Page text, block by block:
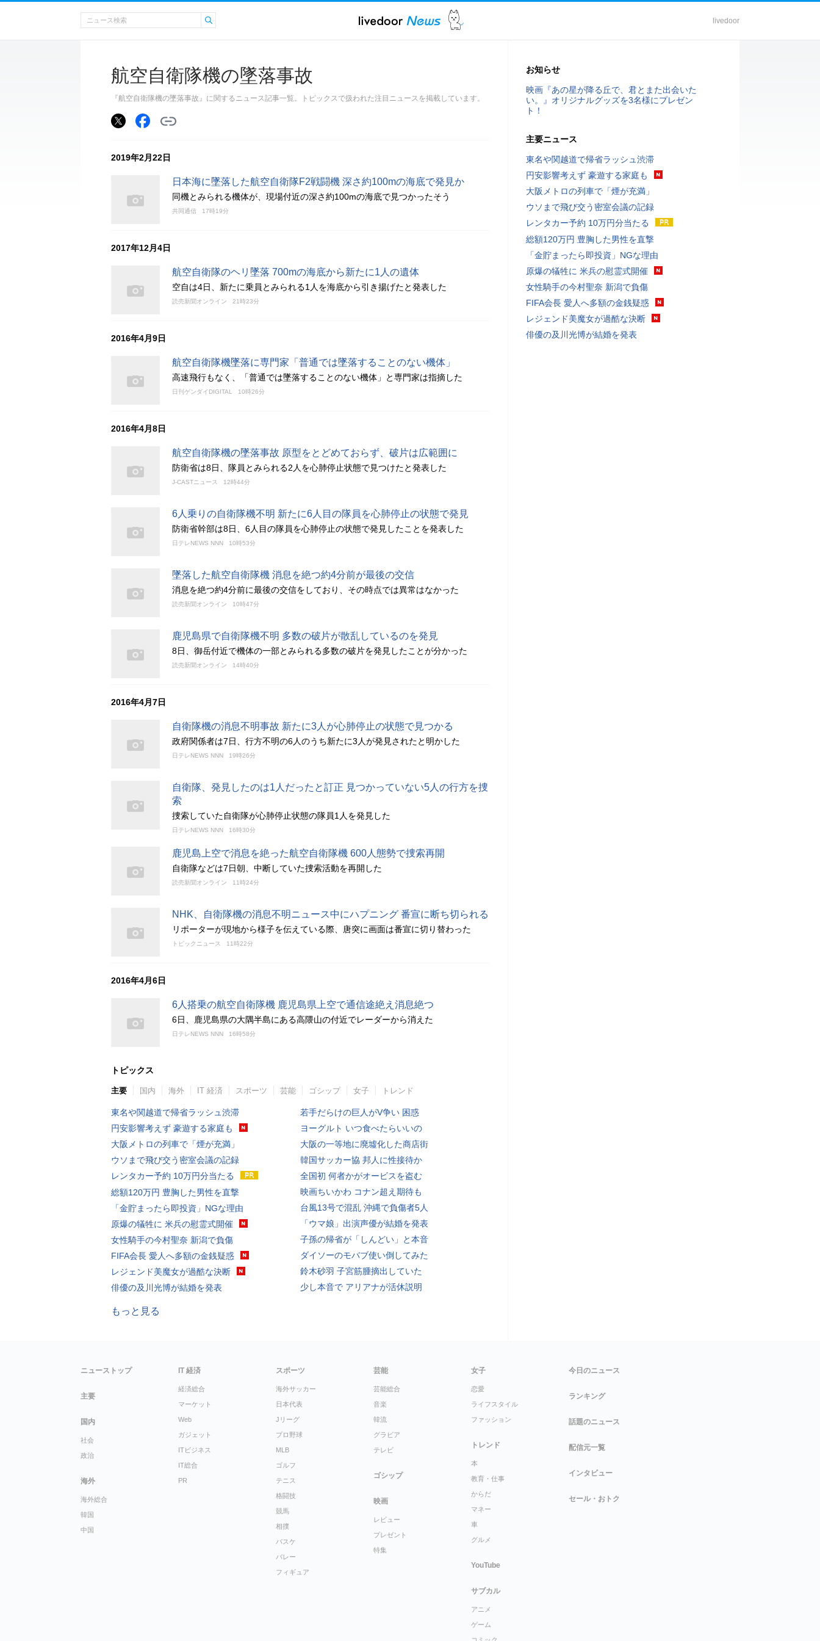
livedoor
航空自衛隊機の墜落事故
『航空自衛隊機の墜落事故』に関するニュース記事一覧。トピックスで扱われた注目ニュースを掲載しています。
2019年2月22日
日本海に墜落した航空自衛隊F2戦闘機 深さ約100mの海底で発見か
同機とみられる機体が、現場付近の深さ約100mの海底で見つかったそう
共同通信 17時19分
2017年12月4日
航空自衛隊のヘリ墜落 700mの海底から新たに1人の遺体
空自は4日、新たに乗員とみられる1人を海底から引き揚げたと発表した
読売新聞オンライン 21時23分
2016年4月9日
航空自衛隊機墜落に専門家「普通では墜落することのない機体」
高速飛行もなく、「普通では墜落することのない機体」と専門家は指摘した
日刊ゲンダイDIGITAL 10時26分
2016年4月8日
航空自衛隊機の墜落事故 原型をとどめておらず、破片は広範囲に
防衛省は8日、隊員とみられる2人を心肺停止状態で見つけたと発表した
J-CASTニュース 12時44分
6人乗りの自衛隊機不明 新たに6人目の隊員を心肺停止の状態で発見
防衛省幹部は8日、6人目の隊員を心肺停止の状態で発見したことを発表した
日テレNEWS NNN 10時53分
墜落した航空自衛隊機 消息を絶つ約4分前が最後の交信
消息を絶つ約4分前に最後の交信をしており、その時点では異常はなかった
読売新聞オンライン 10時47分
鹿児島県で自衛隊機不明 多数の破片が散乱しているのを発見
8日、御岳付近で機体の一部とみられる多数の破片を発見したことが分かった
読売新聞オンライン 14時40分
2016年4月7日
自衛隊機の消息不明事故 新たに3人が心肺停止の状態で見つかる
政府関係者は7日、行方不明の6人のうち新たに3人が発見されたと明かした
日テレNEWS NNN 19時26分
自衛隊、発見したのは1人だったと訂正 見つかっていない5人の行方を捜
索
捜索していた自衛隊が心肺停止状態の隊員1人を発見した
日テレNEWS NNN 16時30分
鹿児島上空で消息を絶った航空自衛隊機 600人態勢で捜索再開
自衛隊などは7日朝、中断していた捜索活動を再開した
読売新聞オンライン 11時24分
NHK、自衛隊機の消息不明ニュース中にハプニング 番宣に断ち切られる
リポーターが現地から様子を伝えている際、唐突に画面は番宣に切り替わった
トピックニュース 11時22分
2016年4月6日
6人搭乗の航空自衛隊機 鹿児島県上空で通信途絶え消息絶つ
6日、鹿児島県の大隅半島にある高隈山の付近でレーダーから消えた
日テレNEWS NNN 16時58分
トピックス
主要 国内 海外 IT 経済 スポーツ 芸能 ゴシップ 女子 トレンド
東名や関越道で帰省ラッシュ渋滞
円安影響考えず 豪遊する家庭も
大阪メトロの列車で「煙が充満」
ウソまで飛び交う密室会議の記録
レンタカー予約 10万円分当たる
総額120万円 豊胸した男性を直撃
「金貯まったら即投資」NGな理由
原爆の犠牲に 米兵の慰霊式開催
女性騎手の今村聖奈 新潟で負傷
FIFA会長 愛人へ多額の金銭疑惑
レジェンド美魔女が過酷な決断
俳優の及川光博が結婚を発表
若手だらけの巨人がV争い 困惑
ヨーグルト いつ食べたらいいの
大阪の一等地に廃墟化した商店街
韓国サッカー協 邦人に性接待か
全国初 何者かがオービスを盗む
映画ちいかわ コナン超え期待も
台風13号で混乱 沖縄で負傷者5人
「ウマ娘」出演声優が結婚を発表
子孫の帰省が「しんどい」と本音
ダイソーのモバブ使い倒してみた
鈴木砂羽 子宮筋腫摘出していた
少し本音で アリアナが活休説明
もっと見る
お知らせ
映画『あの星が降る丘で、君とまた出会いた
い。』オリジナルグッズを3名様にプレゼン
ト！
主要ニュース
東名や関越道で帰省ラッシュ渋滞
円安影響考えず 豪遊する家庭も
大阪メトロの列車で「煙が充満」
ウソまで飛び交う密室会議の記録
レンタカー予約 10万円分当たる
総額120万円 豊胸した男性を直撃
「金貯まったら即投資」NGな理由
原爆の犠牲に 米兵の慰霊式開催
女性騎手の今村聖奈 新潟で負傷
FIFA会長 愛人へ多額の金銭疑惑
レジェンド美魔女が過酷な決断
俳優の及川光博が結婚を発表
ニューストップ
主要
国内
社会
政治
海外
海外総合
韓国
中国
IT 経済
経済総合
マーケット
Web
ガジェット
ITビジネス
IT総合
PR
スポーツ
海外サッカー
日本代表
Jリーグ
プロ野球
MLB
ゴルフ
テニス
格闘技
競馬
相撲
バスケ
バレー
フィギュア
芸能
芸能総合
音楽
韓流
グラビア
テレビ
ゴシップ
映画
レビュー
プレゼント
特集
女子
恋愛
ライフスタイル
ファッション
トレンド
本
教育・仕事
からだ
マネー
車
グルメ
YouTube
サブカル
アニメ
ゲーム
今日のニュース
ランキング
話題のニュース
配信元一覧
インタビュー
セール・おトク